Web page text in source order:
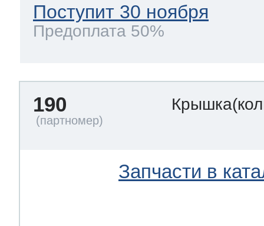
Поступит 30 ноября
Предоплата 50%
190
Запчасти в